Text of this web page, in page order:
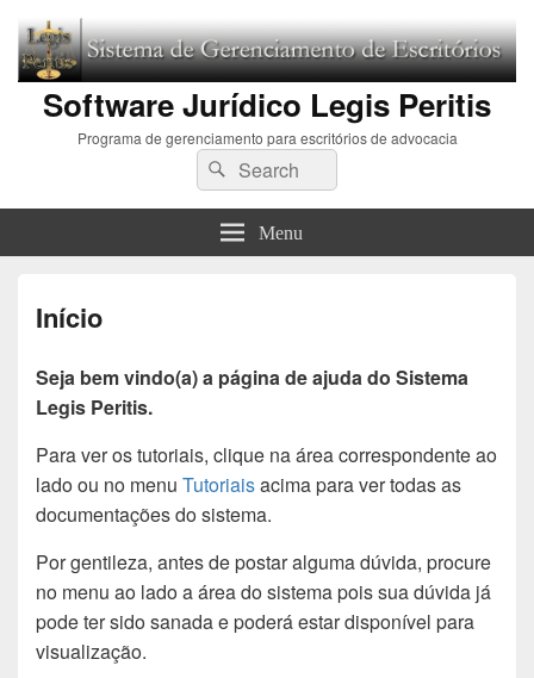
Software Jurídico Legis Peritis
Programa de gerenciamento para escritórios de advocacia
Search
for:
Pesquisar
Menu
Início
Seja bem vindo(a) a página de ajuda do Sistema
Legis Peritis.
Para ver os tutoriais, clique na área correspondente ao
lado ou no menu Tutoriaisacima para ver todas as
documentações do sistema.
Por gentileza, antes de postar alguma dúvida, procure
no menu ao lado a área do sistema pois sua dúvida já
pode ter sido sanada e poderá estar disponível para
visualização.